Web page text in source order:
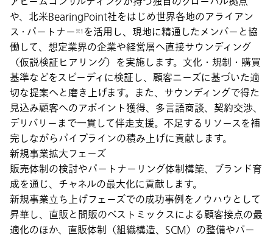
や、北米BearingPoint社をはじめ世界各地のアライアン
ス・パートナー ※1 を活用し、現地に精通したメンバーと協
働して、想定業界の企業や経営層へ直接サウンディング
（仮説検証ヒアリング）を実施します。文化・規制・購買
基準などをスピーディに検証し、顧客ニーズに基づいた適
切な提案へと磨き上げます。また、サウンディングで得た
見込み顧客へのアポイント獲得、多言語商談、契約交渉、
デリバリーまで一貫して伴走支援。不足するリソースを補
完しながらパイプラインの積み上げに貢献します。
新規事業拡大フェーズ
販売体制の検討やパートナーリング体制構築、ブランド育
成を通じ、チャネルの最大化に貢献します。
新規事業立ち上げフェーズでの成功事例をノウハウとして
昇華し、直販と間販のベストミックスによる顧客接点の最
適化のほか、直販体制（組織構造、SCM）の整備やパー